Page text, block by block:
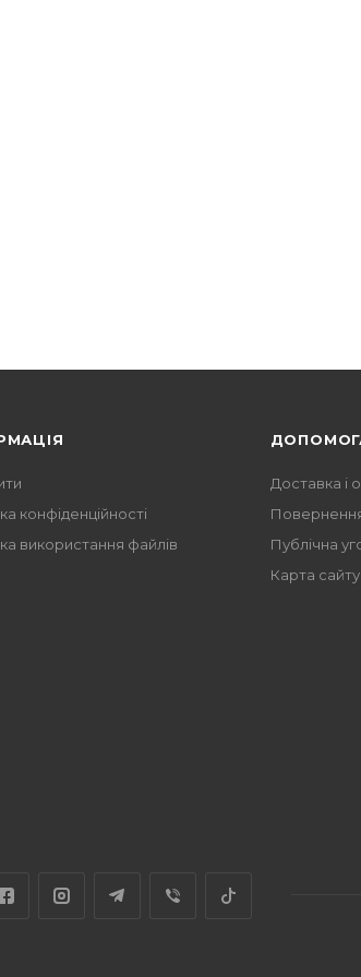
конфіденційності
використання файлів
Доставка і
Публічна
Карта сайту